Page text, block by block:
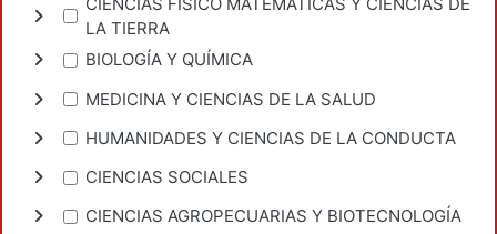
LA TIERRA
BIOLOGÍA Y QUÍMICA
MEDICINA Y CIENCIAS DE LA SALUD
HUMANIDADES Y CIENCIAS DE LA CONDUCTA
CIENCIAS SOCIALES
CIENCIAS AGROPECUARIAS Y BIOTECNOLOGÍA